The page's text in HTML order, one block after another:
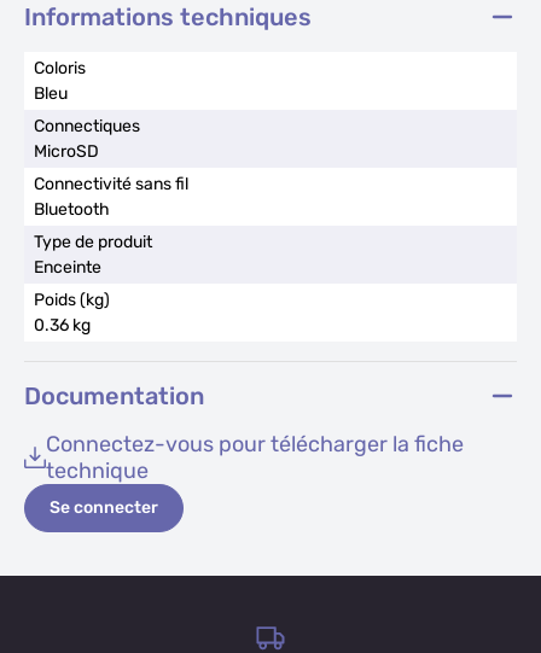
Informations techniques
Bleu
MicroSD
Bluetooth
Enceinte
0.36 kg
Documentation
Connectez-vous pour télécharger la fiche
technique
Se connecter